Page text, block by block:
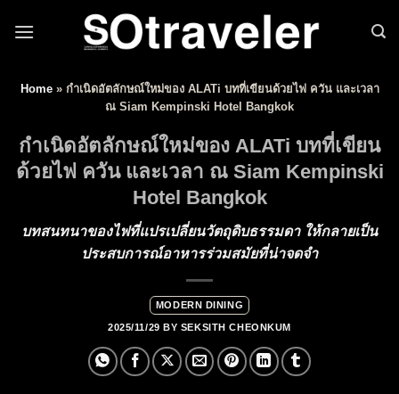
Home» กำเนิดอัตลักษณ์ใหม่ของ ALATi บทที่เขียนด้วยไฟ ควัน และเวลา
ณ Siam Kempinski Hotel Bangkok
กำเนิดอัตลักษณ์ใหม่ของ ALATi บทที่เขียน
ด้วยไฟ ควัน และเวลา ณ Siam Kempinski
Hotel Bangkok
บทสนทนาของไฟที่แปรเปลี่ยนวัตถุดิบธรรมดา ให้กลายเป็น
ประสบการณ์อาหารร่วมสมัยที่น่าจดจำ
MODERN DINING
2025/11/29 BY SEKSITH CHEONKUM